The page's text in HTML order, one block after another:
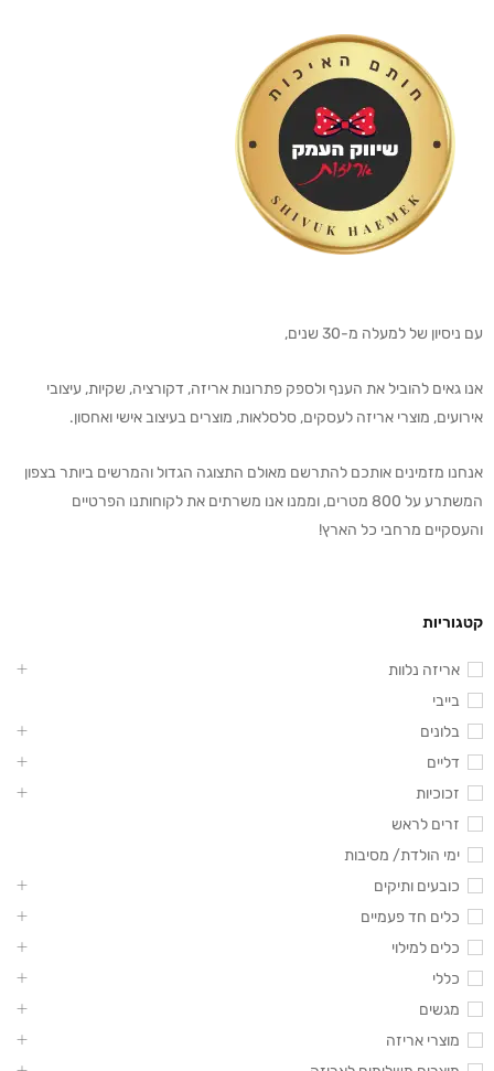
עם ניסיון של למעלה מ-30 שנים,
אנו גאים להוביל את הענף ולספק פתרונות אריזה, דקורציה, שקיות, עיצובי
אירועים, מוצרי אריזה לעסקים, סלסלאות, מוצרים בעיצוב אישי ואחסון.
אנחנו מזמינים אותכם להתרשם מאולם התצוגה הגדול והמרשים ביותר בצפון
המשתרע על 800 מטרים, וממנו אנו משרתים את לקוחותנו הפרטיים
והעסקיים מרחבי כל הארץ!
קטגוריות
אריזה נלוות
בייבי
בלונים
דליים
זכוכיות
זרים לראש
ימי הולדת/ מסיבות
כובעים ותיקים
כלים חד פעמיים
כלים למילוי
כללי
מגשים
מוצרי אריזה